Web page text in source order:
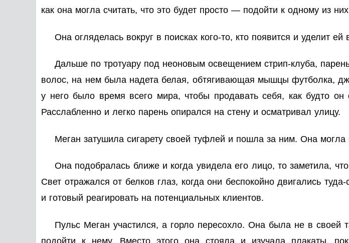
как она могла считать, что это будет просто — подойти к одному из
Она огляделась вокруг в поисках кого-то, кто появится и уделит ей
Дальше по тротуару под неоновым освещением стрип-клуба,
волос, на нем была надета белая, обтягивающая мышцы футболка,
у него было время всего мира, чтобы продавать себя, как будто он
Расслабленно и легко парень опирался на стену и осматривал улицу.
Меган затушила сигарету своей туфлей и пошла за ним. Она могла
Она подобралась ближе и когда увидела его лицо, то заметила,
Свет отражался от белков глаз, когда они беспокойно двигались
и готовый реагировать на потенциальных клиентов.
Пульс Меган участился, а горло пересохло. Она была не в своей
подойти к нему. Вместо этого она стояла и изучала